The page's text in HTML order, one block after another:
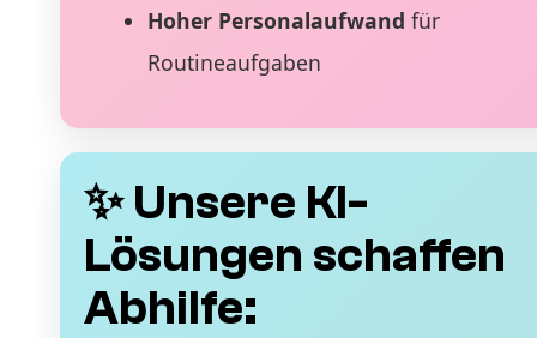
Hoher Personalaufwand für
Routineaufgaben
✨ Unsere KI-
Lösungen schaffen
Abhilfe: